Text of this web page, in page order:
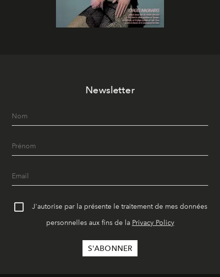
Newsletter
J'autorise par la présente le traitement de mes données
personnelles aux fins de la Privacy Policy